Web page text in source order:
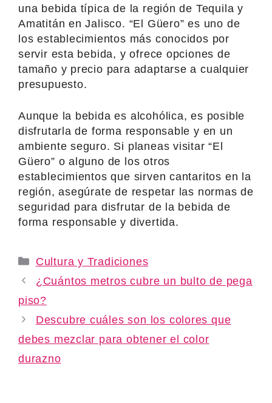
una bebida típica de la región de Tequila y
Amatitán en Jalisco. “El Güero” es uno de
los establecimientos más conocidos por
servir esta bebida, y ofrece opciones de
tamaño y precio para adaptarse a cualquier
presupuesto.
Aunque la bebida es alcohólica, es posible
disfrutarla de forma responsable y en un
ambiente seguro. Si planeas visitar “El
Güero” o alguno de los otros
establecimientos que sirven cantaritos en la
región, asegúrate de respetar las normas de
seguridad para disfrutar de la bebida de
forma responsable y divertida.
Categories
Cultura y Tradiciones
¿Cuántos metros cubre un bulto de pega
piso?
Descubre cuáles son los colores que
debes mezclar para obtener el color
durazno